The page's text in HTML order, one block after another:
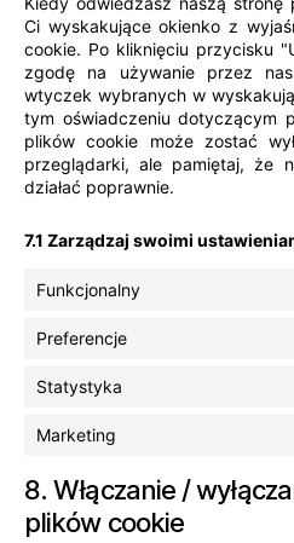
Ci wyskakujące okienko z
cookie. Po kliknięciu przycisku
zgodę na używanie przez
wtyczek wybranych w
tym oświadczeniu dotyczącym
plików cookie może zostać
przeglądarki, ale pamiętaj, że
działać poprawnie.
7.1 Zarządzaj swoimi
Funkcjonalny
Preferencje
Statystyka
Marketing
8. Włączanie /
plików cookie